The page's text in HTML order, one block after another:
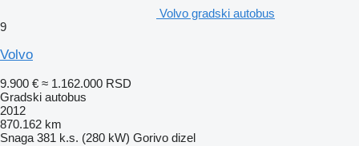
Volvo gradski autobus
9
Volvo
9.900 € ≈ 1.162.000 RSD
Gradski autobus
2012
870.162 km
Snaga 381 k.s. (280 kW) Gorivo dizel